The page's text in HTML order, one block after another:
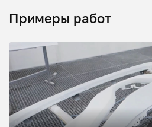
Примеры работ